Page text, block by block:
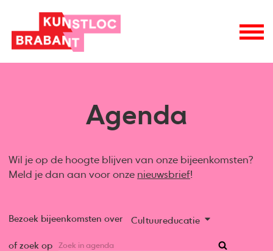
Agenda
Wil je op de hoogte blijven van onze bijeenkomsten?
Meld je dan aan voor onze nieuwsbrief!
Bezoek bijeenkomsten over Cultuureducatie
of zoek op